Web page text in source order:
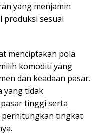
yang menjamin
produksi sesuai
menciptakan pola
komoditi yang
dan keadaan pasar.
yang tidak
tinggi serta
perhitungkan tingkat